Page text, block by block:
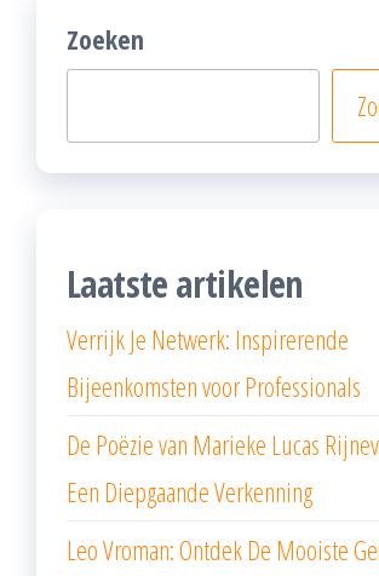
Zoeken
Laatste artikelen
Verrijk Je Netwerk: Inspirerende
Bijeenkomsten voor Professionals
De Poëzie van Marieke Lucas
Een Diepgaande Verkenning
Leo Vroman: Ontdek De Mooiste